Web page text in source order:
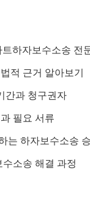
하자보수소송 전
적 근거 알아보기
간과 청구권자
필요 서류
는 하자보수소송
소송 해결 과정